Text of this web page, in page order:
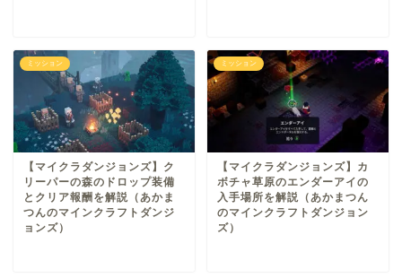
ミッション
【マイクラダンジョンズ】ク
リーパーの森のドロップ装備
とクリア報酬を解説（あかま
つんのマインクラフトダンジ
ョンズ）
ミッション
【マイクラダンジョンズ】カ
ボチャ草原のエンダーアイの
入手場所を解説（あかまつん
のマインクラフトダンジョン
ズ）